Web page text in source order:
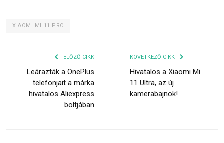
XIAOMI MI 11 PRO
ELŐZŐ CIKK
Leárazták a OnePlus
telefonjait a márka
hivatalos Aliexpress
boltjában
KÖVETKEZŐ CIKK
Hivatalos a Xiaomi Mi
11 Ultra, az új
kamerabajnok!